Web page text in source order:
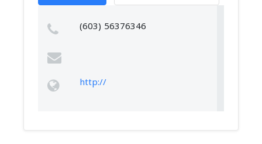
(603) 56376346
http://